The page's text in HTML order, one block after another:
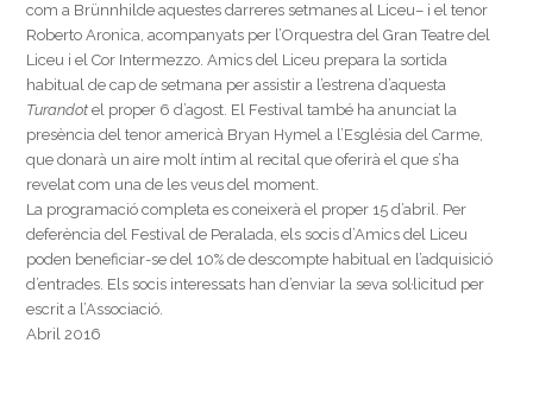
com a Brünnhilde aquestes darreres setmanes al Liceu– i el tenor
Roberto Aronica, acompanyats per l’Orquestra del Gran Teatre del
Liceu i el Cor Intermezzo. Amics del Liceu prepara la sortida
habitual de cap de setmana per assistir a l’estrena d’aquesta
Turandot el proper 6 d’agost. El Festival també ha anunciat la
presència del tenor americà Bryan Hymel a l’Església del Carme,
que donarà un aire molt íntim al recital que oferirà el que s’ha
revelat com una de les veus del moment.
La programació completa es coneixerà el proper 15 d’abril. Per
deferència del Festival de Peralada, els socis d’Amics del Liceu
poden beneficiar-se del 10% de descompte habitual en l’adquisició
d’entrades. Els socis interessats han d’enviar la seva sol·licitud per
escrit a l’Associació.
Abril 2016